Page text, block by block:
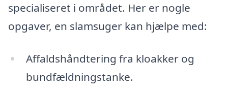
specialiseret i området. Her er nogle
opgaver, en slamsuger kan hjælpe med:
Affaldshåndtering fra kloakker og
bundfældningstanke.